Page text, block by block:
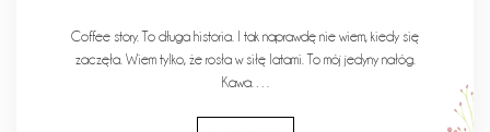
Coffee story. To długa historia. I tak naprawdę nie wiem, kiedy się
zaczęła. Wiem tylko, że rosła w siłę latami. To mój jedyny nałóg.
Kawa….